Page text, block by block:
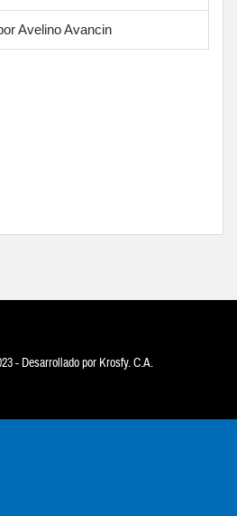
Avelino Avancin
- Desarrollado por Krosfy. C.A.